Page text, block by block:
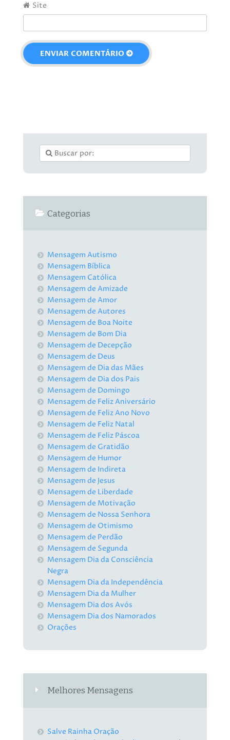
Site
Categorias
Mensagem Autismo
Mensagem Bíblica
Mensagem Católica
Mensagem de Amizade
Mensagem de Amor
Mensagem de Autores
Mensagem de Boa Noite
Mensagem de Bom Dia
Mensagem de Decepção
Mensagem de Deus
Mensagem de Dia das Mães
Mensagem de Dia dos Pais
Mensagem de Domingo
Mensagem de Feliz Aniversário
Mensagem de Feliz Ano Novo
Mensagem de Feliz Natal
Mensagem de Feliz Páscoa
Mensagem de Gratidão
Mensagem de Humor
Mensagem de Indireta
Mensagem de Jesus
Mensagem de Liberdade
Mensagem de Motivação
Mensagem de Nossa Senhora
Mensagem de Otimismo
Mensagem de Perdão
Mensagem de Segunda
Mensagem Dia da Consciência
Negra
Mensagem Dia da Independência
Mensagem Dia da Mulher
Mensagem Dia dos Avós
Mensagem Dia dos Namorados
Orações
Melhores Mensagens
Salve Rainha Oração